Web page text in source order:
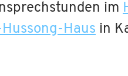
im
Haus in